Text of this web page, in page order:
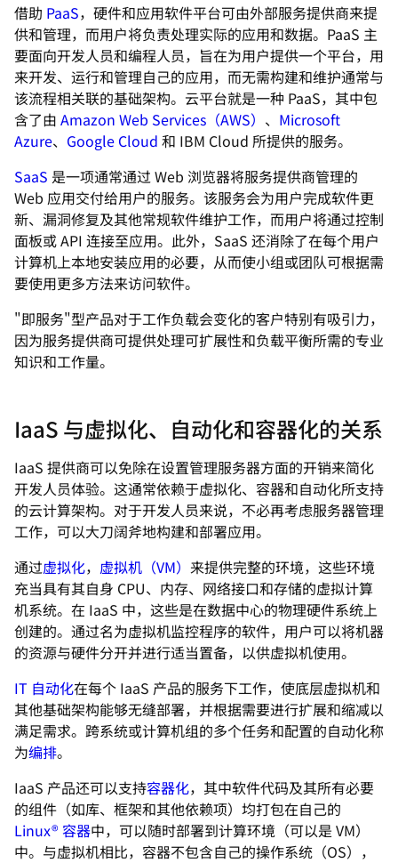
借助 PaaS，硬件和应用软件平台可由外部服务提供商来提
供和管理，而用户将负责处理实际的应用和数据。PaaS 主
要面向开发人员和编程人员，旨在为用户提供一个平台，用
来开发、运行和管理自己的应用，而无需构建和维护通常与
该流程相关联的基础架构。云平台就是一种 PaaS，其中包
含了由 Amazon Web Services（AWS） 、 Microsoft
Azure、 Google Cloud 和 IBM Cloud 所提供的服务。
SaaS 是一项通常通过 Web 浏览器将服务提供商管理的
Web 应用交付给用户的服务。该服务会为用户完成软件更
新、漏洞修复及其他常规软件维护工作，而用户将通过控制
面板或 API 连接至应用。此外，SaaS 还消除了在每个用户
计算机上本地安装应用的必要，从而使小组或团队可根据需
要使用更多方法来访问软件。
"即服务"型产品对于工作负载会变化的客户特别有吸引力，
因为服务提供商可提供处理可扩展性和负载平衡所需的专业
知识和工作量。
IaaS 与虚拟化、自动化和容器化的关系
IaaS 提供商可以免除在设置管理服务器方面的开销来简化
开发人员体验。这通常依赖于虚拟化、容器和自动化所支持
的云计算架构。对于开发人员来说，不必再考虑服务器管理
工作，可以大刀阔斧地构建和部署应用。
通过虚拟化， 虚拟机（VM） 来提供完整的环境，这些环境
充当具有其自身 CPU、内存、网络接口和存储的虚拟计算
机系统。在 IaaS 中，这些是在数据中心的物理硬件系统上
创建的。通过名为虚拟机监控程序的软件，用户可以将机器
的资源与硬件分开并进行适当置备，以供虚拟机使用。
IT 自动化在每个 IaaS 产品的服务下工作，使底层虚拟机和
其他基础架构能够无缝部署，并根据需要进行扩展和缩减以
满足需求。跨系统或计算机组的多个任务和配置的自动化称
为编排。
IaaS 产品还可以支持容器化，其中软件代码及其所有必要
的组件（如库、框架和其他依赖项）均打包在自己的
Linux® 容器中，可以随时部署到计算环境（可以是 VM）
中。与虚拟机相比，容器不包含自己的操作系统（OS），